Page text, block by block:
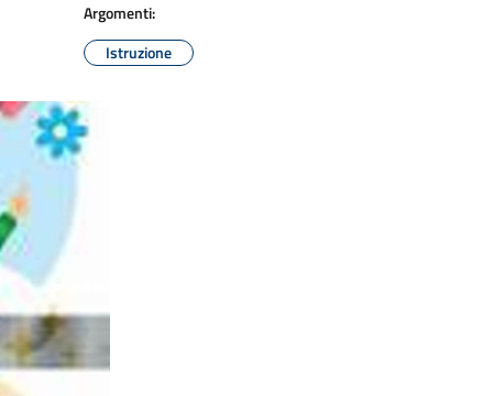
Argomenti:
Istruzione